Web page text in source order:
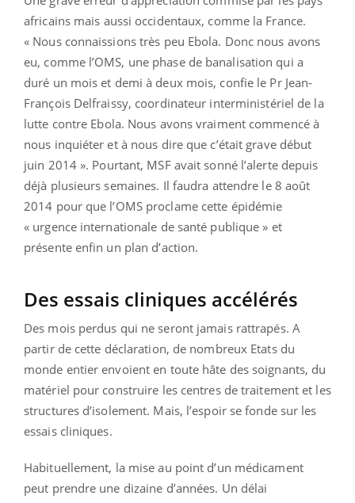
africains mais aussi occidentaux, comme la France.
« Nous connaissions très peu Ebola. Donc nous avons
eu, comme l’OMS, une phase de banalisation qui a
duré un mois et demi à deux mois, confie le Pr Jean-
François Delfraissy, coordinateur interministériel de la
lutte contre Ebola. Nous avons vraiment commencé à
nous inquiéter et à nous dire que c’était grave début
juin 2014 ». Pourtant, MSF avait sonné l’alerte depuis
déjà plusieurs semaines. Il faudra attendre le 8 août
2014 pour que l’OMS proclame cette épidémie
« urgence internationale de santé publique » et
présente enfin un plan d’action.
Des essais cliniques accélérés
Des mois perdus qui ne seront jamais rattrapés. A
partir de cette déclaration, de nombreux Etats du
monde entier envoient en toute hâte des soignants, du
matériel pour construire les centres de traitement et les
structures d’isolement. Mais, l’espoir se fonde sur les
essais cliniques.
Habituellement, la mise au point d’un médicament
peut prendre une dizaine d’années. Un délai